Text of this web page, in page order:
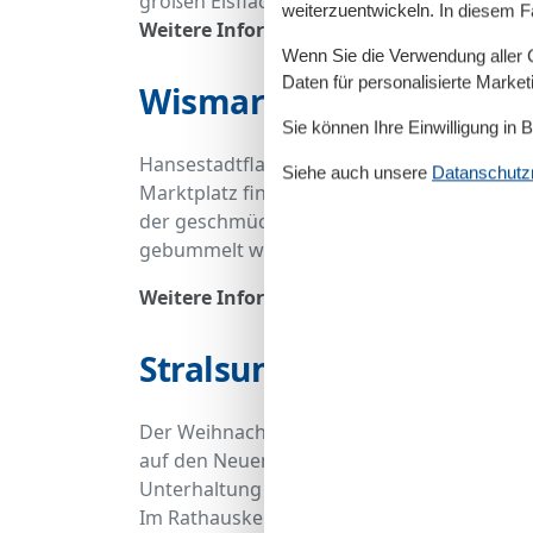
Weitere Informationen finden Sie
Wismarer
Hansestadtflair lässt sich auch auf dem
Marktplatz findet ein ganz traditioneller
der geschmückten Altstadt verzaubert der
gebummelt werden kann.
Weitere Informationen finden Sie
Stralsunder
Der Weihnachtsmarkt in
auf den Neuen Markt ein. Auf dem Neuen
Unterhaltung für Groß und Klein. Auf dem
Im Rathauskeller direkt nebenan stellen
weiterzuentwickeln. In diesem
Wenn Sie die Verwendung
Daten für personalisierte
Sie können Ihre Einwilligung in
Siehe auch unsere